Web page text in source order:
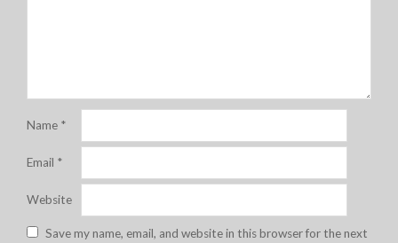
Name *
Email *
Website
Save my name, email, and website in this browser for the next